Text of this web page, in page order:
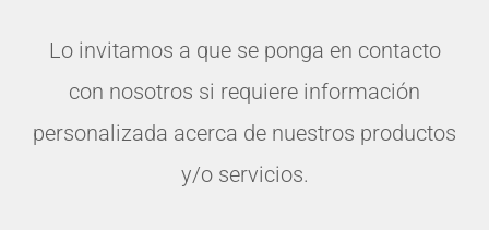
Lo invitamos a que se ponga en contacto
con nosotros si requiere información
personalizada acerca de nuestros productos
y/o servicios.